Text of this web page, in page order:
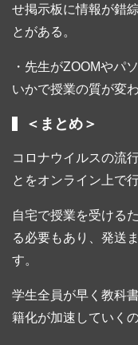
せ掲示板に情報が錯
とがある。
・先生がZOOMやパ
いかで授業の質が変
＜まとめ＞
コロナウイルスの流
とをオンライン上で
自宅で授業を受ける
る必要もあり、発送
す。
学生全員が早く教科
籍化が加速していく